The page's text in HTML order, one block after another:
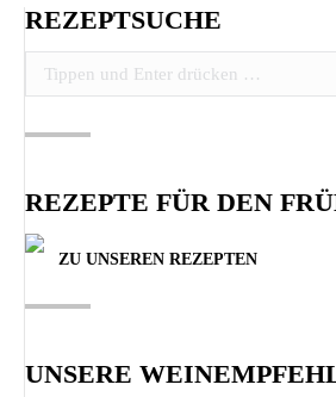
REZEPTSUCHE
REZEPTE FÜR DEN
ZU UNSEREN REZEPTEN
UNSERE